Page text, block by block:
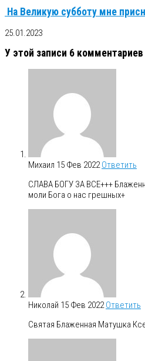
На Великую субботу мне
25.01.2023
У этой записи 6 комментариев
Михаил 15 Фев 2022 Ответить
СЛАВА БОГУ ЗА ВСЕ+++
моли Бога о нас грешных+
Николай 15 Фев 2022 Ответить
Святая Блаженная Матушка